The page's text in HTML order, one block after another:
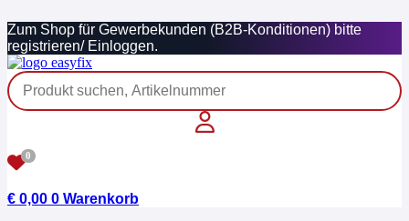
Inhalt
springen
Zum Shop für Gewerbekunden (B2B-Konditionen) bitte
registrieren/ Einloggen.
0
€ 0,00 0 Warenkorb